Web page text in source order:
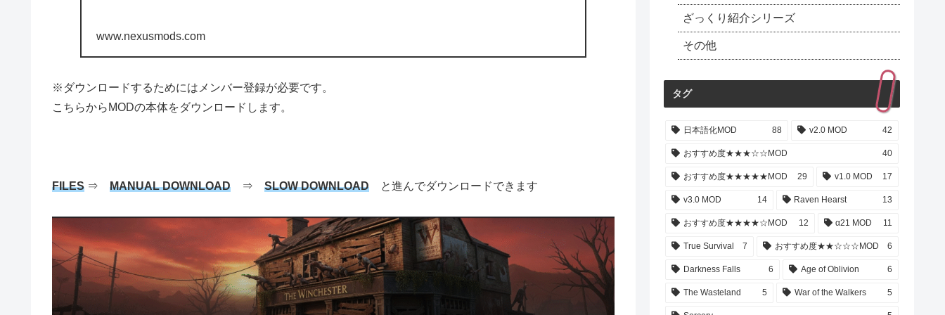
www.nexusmods.com
※ダウンロードするためにはメンバー登録が必要です。
こちらからMODの本体をダウンロードします。
FILES ⇒ MANUAL DOWNLOAD ⇒ SLOW DOWNLOAD と進んでダウンロードできます
ざっくり紹介シリーズ
その他
タグ
日本語化MOD 88 v2.0 MOD 42
おすすめ度★★★☆☆MOD 40
おすすめ度★★★★★MOD 29 v1.0 MOD 17
v3.0 MOD 14 Raven Hearst 13
おすすめ度★★★★☆MOD 12 α21 MOD 11
True Survival 7 おすすめ度★★☆☆☆MOD 6
Darkness Falls 6 Age of Oblivion 6
The Wasteland 5 War of the Walkers 5